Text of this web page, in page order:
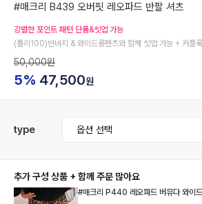
#매크리 B439 오버핏 레오파드 반팔 셔츠
강렬한 포인트 패턴 단품&셋업 가능
(폴리100)반바지 & 와이드롱팬츠와 함께 셋업 가능 + 커플
50,000원
5% 47,500원
type
추가 구성 상품 + 함께 주문 많아요
#매크리 P440 레오파드 버뮤다 와이